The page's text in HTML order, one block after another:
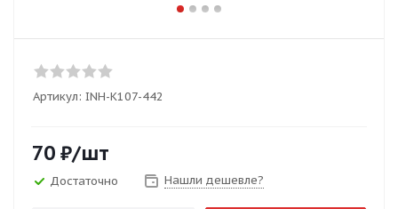
Артикул: INH-K107-442
70 ₽/шт
Достаточно Нашли дешевле?